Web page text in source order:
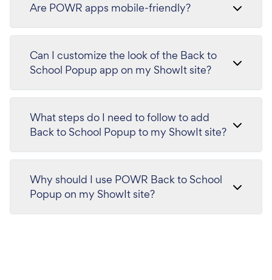
Are POWR apps mobile-friendly?
Can I customize the look of the Back to
School Popup app on my ShowIt site?
What steps do I need to follow to add
Back to School Popup to my ShowIt site?
Why should I use POWR Back to School
Popup on my ShowIt site?